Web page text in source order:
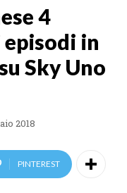
4
in
Sky Uno
2018
PINTEREST